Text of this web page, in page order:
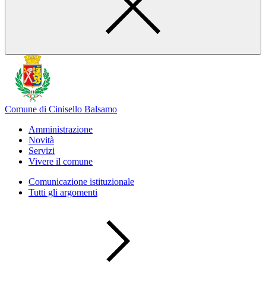
Comune di Cinisello Balsamo
Amministrazione
Novità
Servizi
Vivere il comune
Comunicazione istituzionale
Tutti gli argomenti